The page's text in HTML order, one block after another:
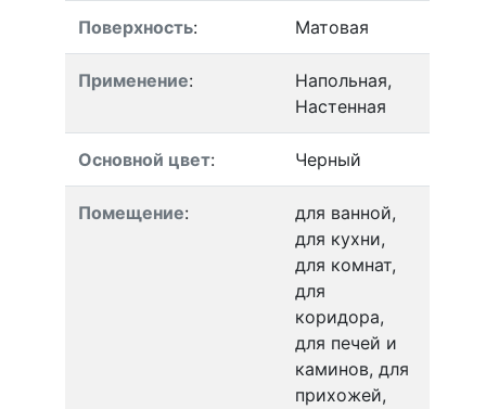
Поверхность: Матовая
Применение:
Напольная,
Настенная
Основной цвет: Черный
Помещение:
для ванной,
для кухни,
для комнат,
для
коридора,
для печей и
каминов, для
прихожей,